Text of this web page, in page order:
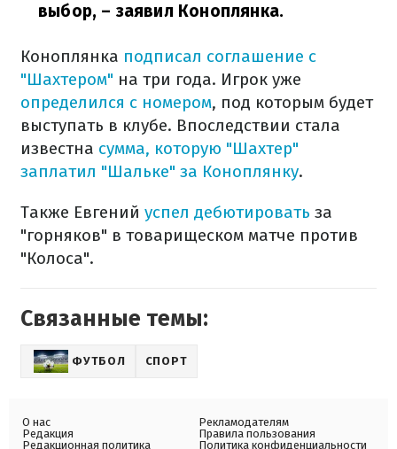
выбор, – заявил Коноплянка.
Коноплянка подписал соглашение с
"Шахтером" на три года. Игрок уже
определился с номером, под которым будет
выступать в клубе. Впоследствии стала
известна сумма, которую "Шахтер"
заплатил "Шальке" за Коноплянку.
Также Евгений успел дебютировать за
"горняков" в товарищеском матче против
"Колоса".
Связанные темы:
ФУТБОЛ СПОРТ
О нас
Редакция
Редакционная политика
Рекламодателям
Правила пользования
Политика конфиденциальности